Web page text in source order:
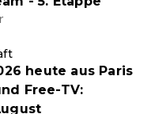
heute aus Paris
Free-TV: